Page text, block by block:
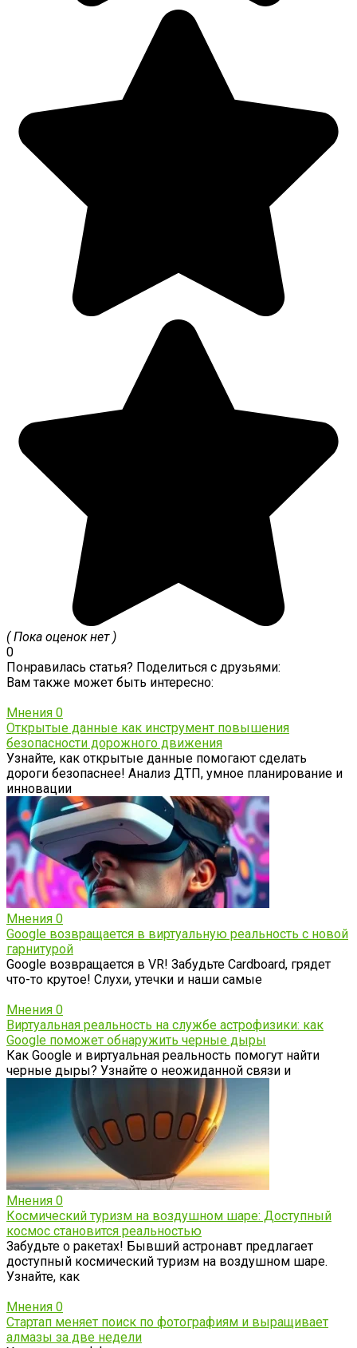
( Пока оценок нет )
0
Понравилась статья? Поделиться с друзьями:
Вам также может быть интересно:
Мнения 0
Открытые данные как инструмент повышения
безопасности дорожного движения
Узнайте, как открытые данные помогают сделать
дороги безопаснее! Анализ ДТП, умное планирование и
инновации
Мнения 0
Google возвращается в виртуальную реальность с новой
гарнитурой
Google возвращается в VR! Забудьте Cardboard, грядет
что-то крутое! Слухи, утечки и наши самые
Мнения 0
Виртуальная реальность на службе астрофизики: как
Google поможет обнаружить черные дыры
Как Google и виртуальная реальность помогут найти
черные дыры? Узнайте о неожиданной связи и
Мнения 0
Космический туризм на воздушном шаре: Доступный
космос становится реальностью
Забудьте о ракетах! Бывший астронавт предлагает
доступный космический туризм на воздушном шаре.
Узнайте, как
Мнения 0
Стартап меняет поиск по фотографиям и выращивает
алмазы за две недели